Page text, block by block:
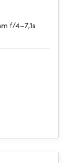
f/4–7,1s